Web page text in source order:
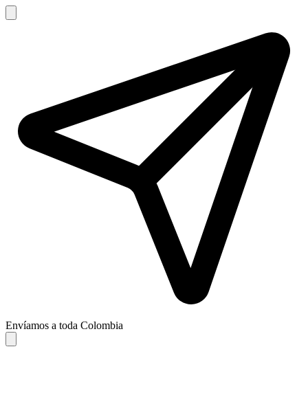
Envíamos a toda Colombia